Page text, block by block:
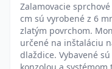
Zalamovacie
cm sú vyrobené z 6
zlatým povrchom.
určené na inštaláciu
dlaždice. Vybavené